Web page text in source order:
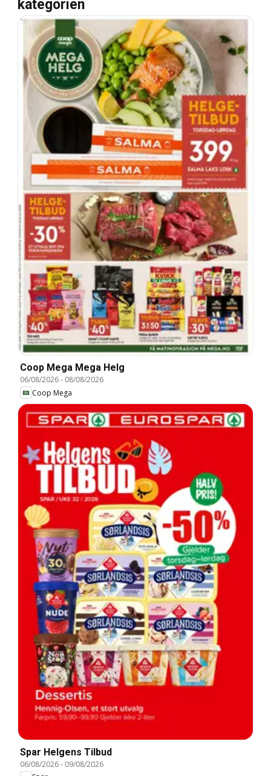
kategorien
Coop Mega Mega Helg
06/08/2026- 08/08/2026
Coop Mega
Spar Helgens Tilbud
06/08/2026- 09/08/2026